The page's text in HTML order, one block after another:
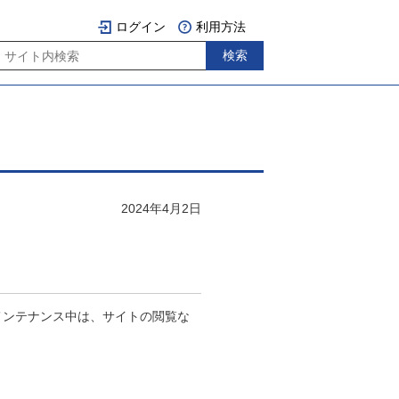
ログイン 利用方法
2024年4月2日
テナンス中は、サイトの閲覧な